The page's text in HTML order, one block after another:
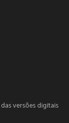
versões digitais